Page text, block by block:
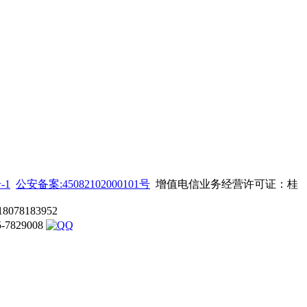
1 公安备案:45082102000101号 增值电信业务经营许可证：桂